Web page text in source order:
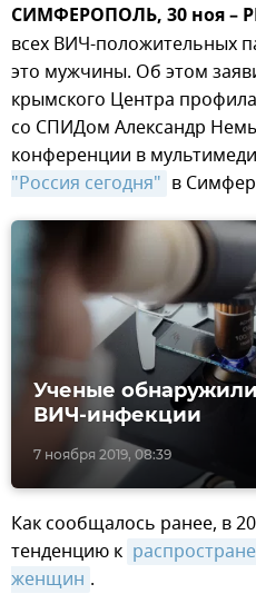
СИМФЕРОПОЛЬ, 30 ноя –
всех ВИЧ-положительных
это мужчины. Об этом
крымского Центра
со СПИДом Александр
конференции в
"Россия сегодня" в
7 ноября 2019, 08:39
Ученые
ВИЧ-инфекции
Как сообщалось ранее, в
тенденцию к
женщин .